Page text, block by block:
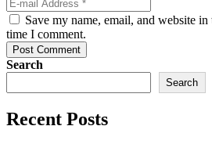
Save my name, email, and website
time I comment.
Post Comment
Search
Search
Recent Posts